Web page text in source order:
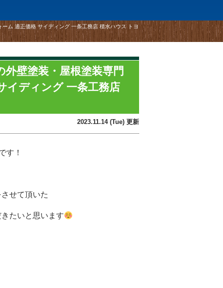
ム 適正価格 サイディング 一条工務店 積水ハウス トヨ
壁塗装・屋根塗装専門
イディング 一条工務店
2023.11.14 (Tue) 更新
す！
せて頂いた
たいと思います